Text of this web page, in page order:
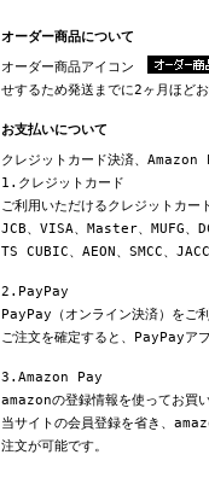
オーダー商品について
オーダー商品アイコン
せするため発送までに2ヶ月ほど
お支払いについて
クレジットカード決済、Amazon
1.クレジットカード
ご利用いただけるクレジットカー
JCB、VISA、Master、MUFG、
TS CUBIC、AEON、SMCC、
2.PayPay
PayPay（オンライン決済）をご利
ご注文を確定すると、PayPayア
3.Amazon Pay
amazonの登録情報を使ってお買
当サイトの会員登録を省き、
注文が可能です。